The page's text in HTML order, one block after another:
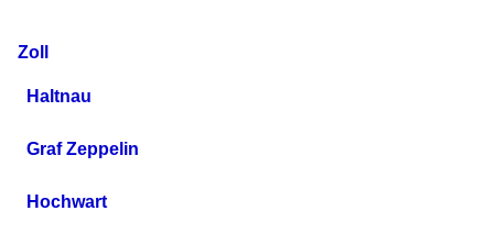
Zoll
Haltnau
Graf Zeppelin
Hochwart